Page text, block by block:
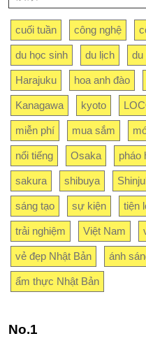
cuối tuần công nghệ
du học sinh du lịch du
Harajuku hoa anh đào
Kanagawa kyoto
miễn phí mua sắm
nổi tiếng Osaka pháo
sakura shibuya
sáng tạo sự kiện tiện
trải nghiệm Việt Nam
vẻ đẹp Nhật Bản ánh
ẩm thực Nhật Bản